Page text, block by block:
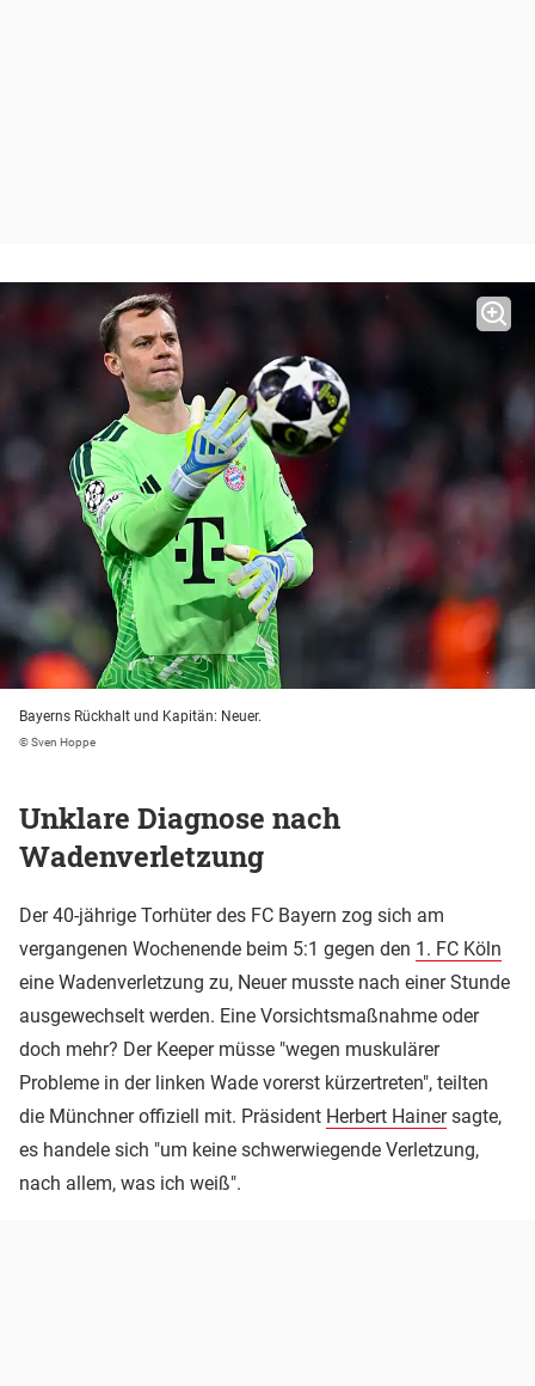
Bayerns Rückhalt und Kapitän: Neuer.
© Sven Hoppe
Unklare Diagnose nach
Wadenverletzung
Der 40-jährige Torhüter des FC Bayern zog sich am
vergangenen Wochenende beim 5:1 gegen den 1. FC Köln
eine Wadenverletzung zu, Neuer musste nach einer Stunde
ausgewechselt werden. Eine Vorsichtsmaßnahme oder
doch mehr? Der Keeper müsse "wegen muskulärer
Probleme in der linken Wade vorerst kürzertreten", teilten
die Münchner offiziell mit. Präsident Herbert Hainersagte,
es handele sich "um keine schwerwiegende Verletzung,
nach allem, was ich weiß".